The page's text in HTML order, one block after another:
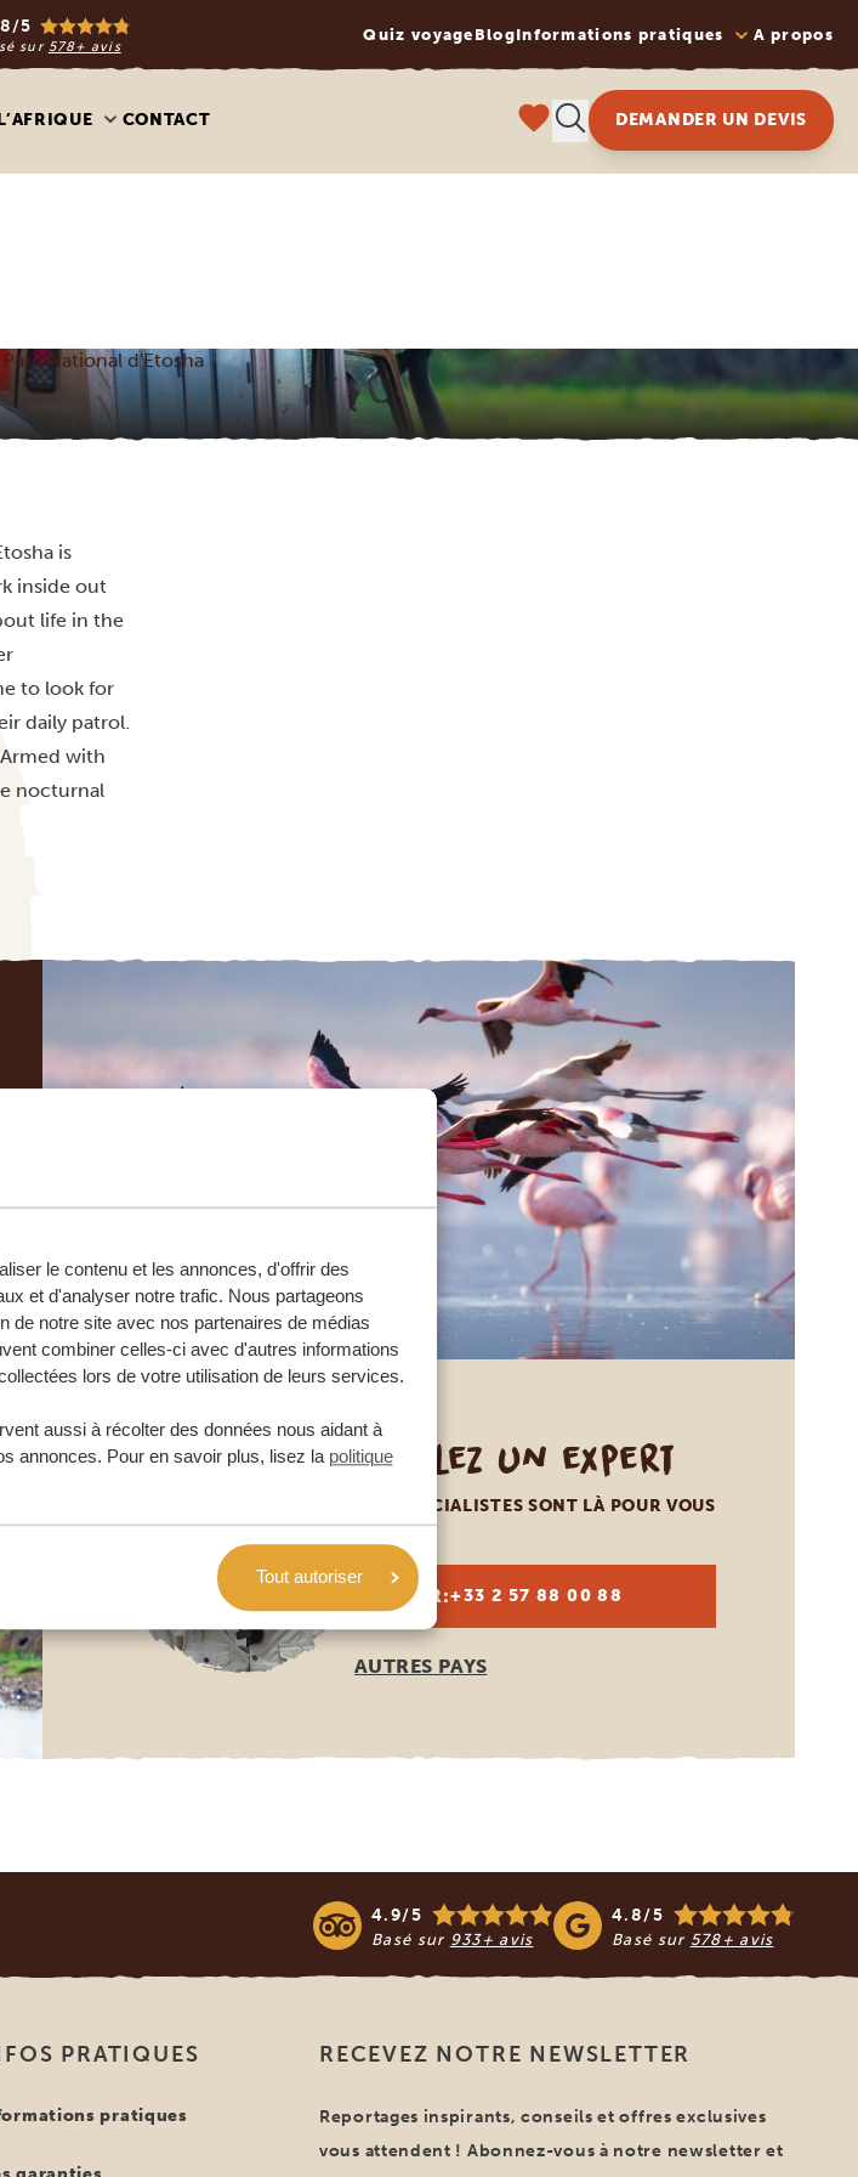
le contenu et les annonces, d'offrir des
et d'analyser notre trafic. Nous partageons
de notre site avec nos partenaires de médias
combiner celles-ci avec d'autres informations
lors de votre utilisation de leurs services.
aussi à récolter des données nous aidant à
annonces. Pour en savoir plus, lisez la politique
Tout autoriser
5
sur 578+ avis
Quiz voyage BlogInformations pratiques A propos
CONTACT DEMANDER UN DEVIS
Parc National d'Etosha
is
inside out
life in the
to look for
daily patrol.
with
nocturnal
Appelez un expert
NOS SPÉCIALISTES SONT LÀ POUR VOUS
FR:+33 2 57 88 00 88
AUTRES PAYS
4.9/5
Basé sur 933+ avis
4.8/5
Basé sur 578+ avis
PRATIQUES
pratiques
RECEVEZ NOTRE NEWSLETTER
Reportages inspirants, conseils et offres exclusives
vous attendent ! Abonnez-vous à notre newsletter et